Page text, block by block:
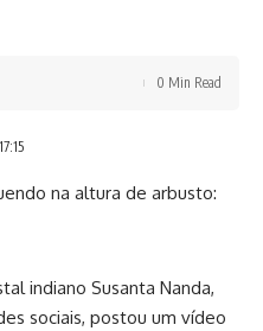
0 Min Read
indiano Susanta Nanda,
sociais, postou um vídeo